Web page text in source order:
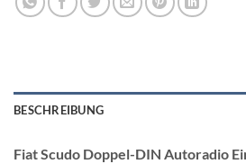
BESCHREIBUNG
Fiat Scudo Doppel-DIN Autoradio